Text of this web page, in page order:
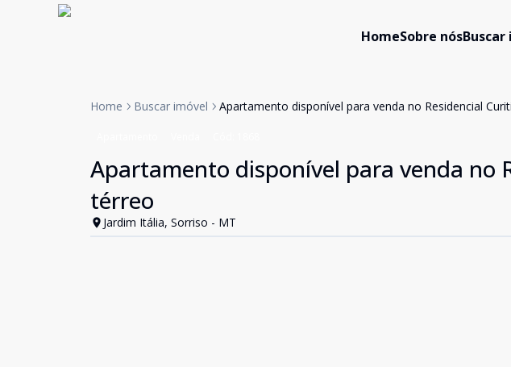
HomeSobre nósBuscar
Home Buscar imóvel Apartamento disponível para venda no Residencial
Apartamento disponível para venda no
térreo
Jardim Itália, Sorriso - MT